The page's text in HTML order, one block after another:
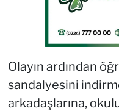
Olayın ardından
sandalyesini
arkadaşlarına,